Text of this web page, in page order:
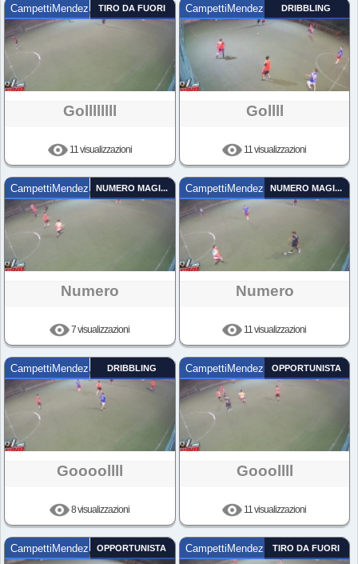
CampettiMendez TIRO DA FUORI
Gollllllll
11 visualizzazioni
CampettiMendez DRIBBLING
Gollll
11 visualizzazioni
CampettiMendez NUMERO MAGICO
Numero
7 visualizzazioni
CampettiMendez NUMERO MAGICO
Numero
11 visualizzazioni
CampettiMendez DRIBBLING
Goooollll
8 visualizzazioni
CampettiMendez OPPORTUNISTA
Gooollll
11 visualizzazioni
CampettiMendez OPPORTUNISTA CampettiMendez TIRO DA FUORI